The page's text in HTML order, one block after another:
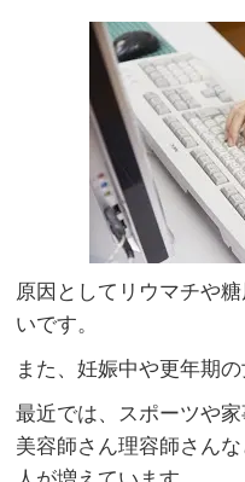
原因としてリウマチや
いです。
また、妊娠中や更年期
最近では、スポーツや
美容師さん理容師さん